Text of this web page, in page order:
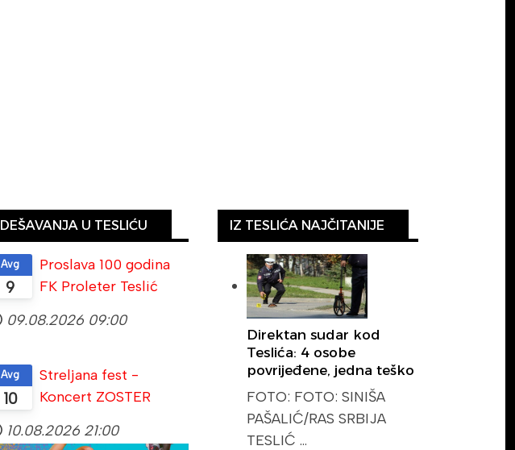
DEŠAVANJA U TESLIĆU
9
Avg
Proslava 100 godina
FK Proleter Teslić
09.08.2026 09:00
10
Avg
Streljana fest -
Koncert ZOSTER
10.08.2026 21:00
IZ TESLIĆA NAJČITANIJE
Direktan sudar kod
Teslića: 4 osobe
povrijeđene, jedna teško
FOTO: FOTO: SINIŠA
PAŠALIĆ/RAS SRBIJA
TESLIĆ …